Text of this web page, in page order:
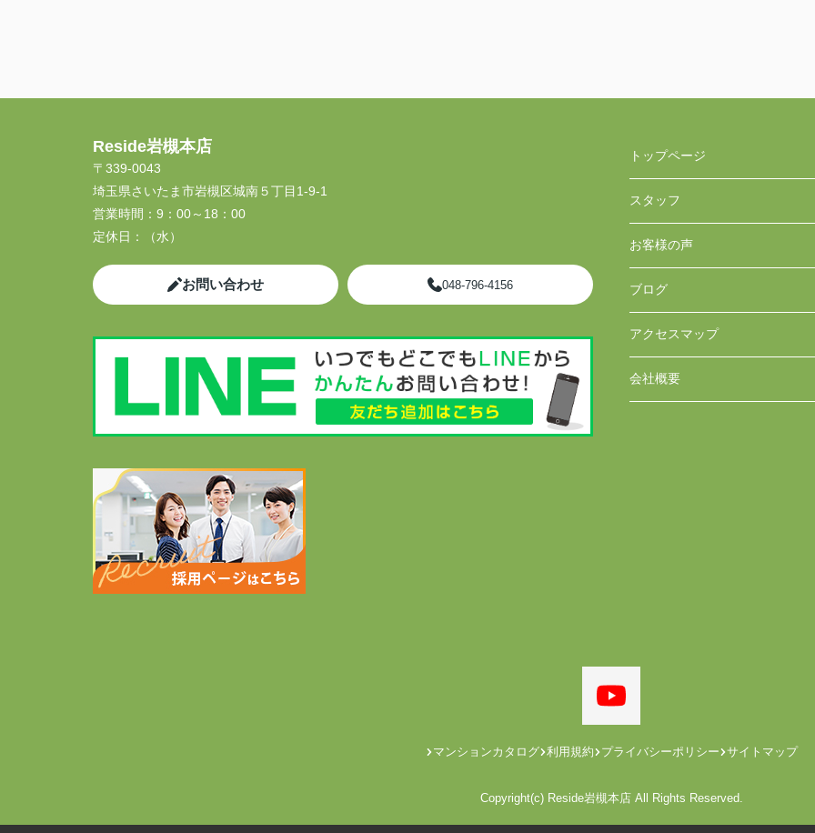
Reside岩槻本店
〒339-0043
埼玉県さいたま市岩槻区城南５丁目1-9-1
営業時間： 9：00～18：00
定休日：
（水）
お問い合わせ 048-796-4156
トップページ
スタッフ
お客様の声
ブログ
アクセスマップ
会社概要
マンションカタログ 利用規約 プライバシーポリシー サイトマップ
Copyright(c) Reside岩槻本店 All Rights Reserved.